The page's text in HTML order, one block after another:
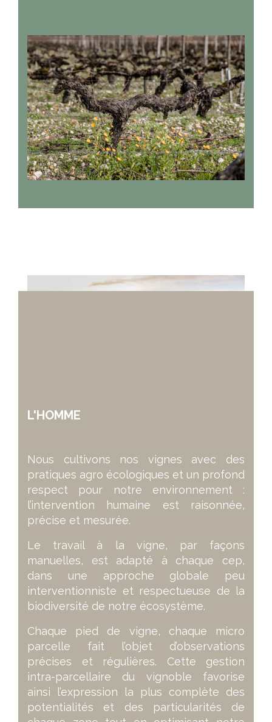
L'HOMME
Nous cultivons nos vignes avec des
pratiques agro écologiques et un profond
respect pour notre environnement :
l’intervention humaine est raisonnée,
précise et mesurée.
Le travail à la vigne, par façons
manuelles, est adapté à chaque cep,
dans une approche globale peu
interventionniste et respectueuse de la
biodiversité de notre écosystème.
Chaque pied de vigne, chaque micro
parcelle fait l’objet d’observations
précises et régulières. Cette gestion
intra-parcellaire du vignoble favorise
ainsi l’expression la plus complète des
potentialités et des particularités de